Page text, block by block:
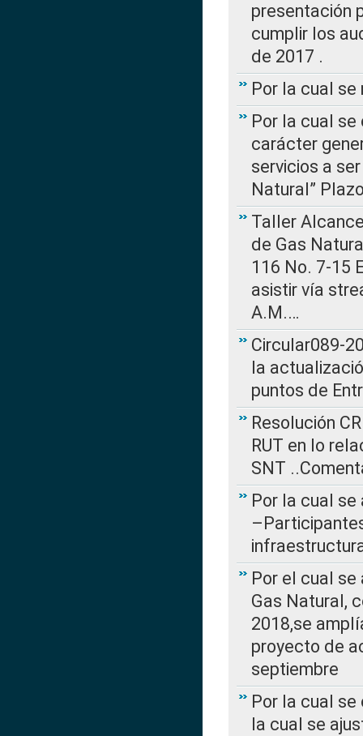
presentación
cumplir los
de 2017 .
Por la cual se
Por la cual
carácter
servicios a
Natural”
Taller
de Gas
116 No. 7-15
asistir vía
A.M.…
Circular089-
la
puntos de
Resolución
RUT en lo
SNT
Por la cual se
Por el cual
Gas Natural,
2018,se
proyecto de
septiembre
Por la cual se
la cual se